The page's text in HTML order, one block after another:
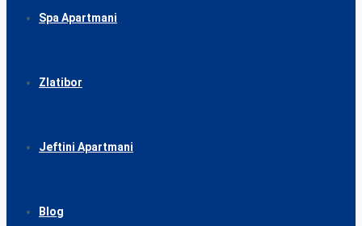
Spa Apartmani
Zlatibor
Jeftini Apartmani
Blog